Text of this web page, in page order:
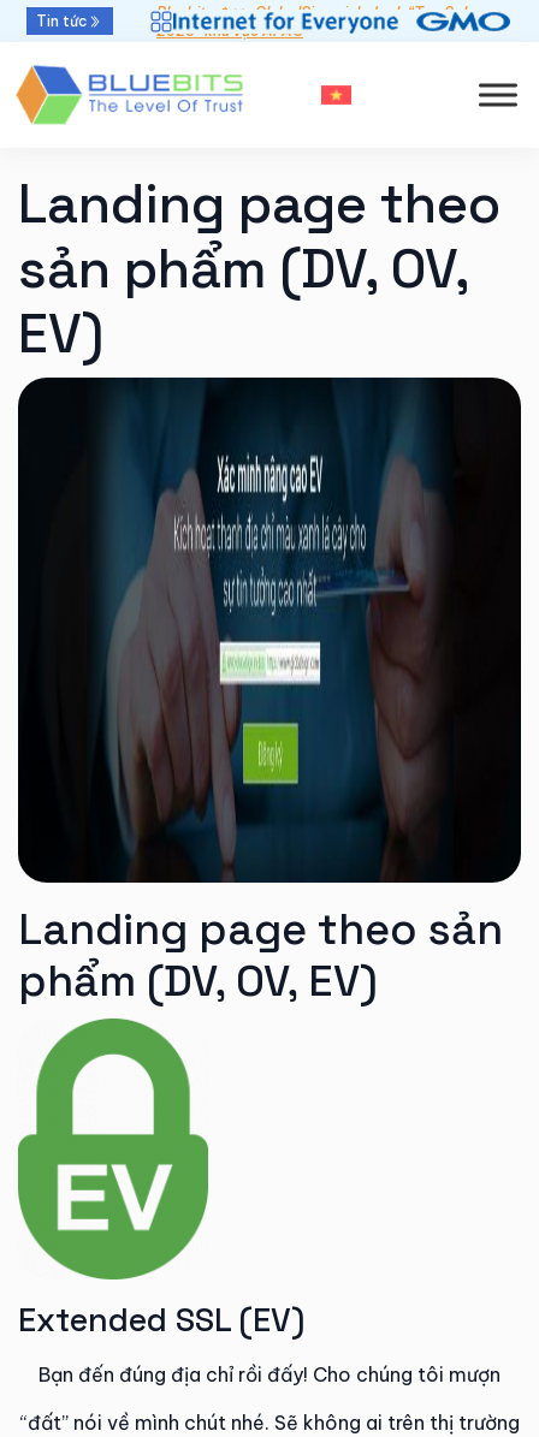
Tin tức
Bluebits được GlobalSign vinh danh “Top Sales
2025” khu vực APAC
Khởi đầu mới - Thời hạn chứng thư số 47 ngày
Landing page theo
sản phẩm (DV, OV,
EV)
Landing page theo sản
phẩm (DV, OV, EV)
Extended SSL (EV)​
Bạn đến đúng địa chỉ rồi đấy! Cho chúng tôi mượn
“đất” nói về mình chút nhé. Sẽ không ai trên thị trường